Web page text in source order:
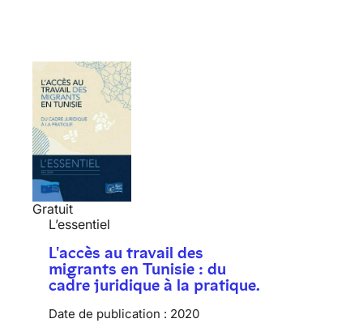
Gratuit
L’essentiel
L'accès au travail des
migrants en Tunisie : du
cadre juridique à la pratique.
Date de publication : 2020